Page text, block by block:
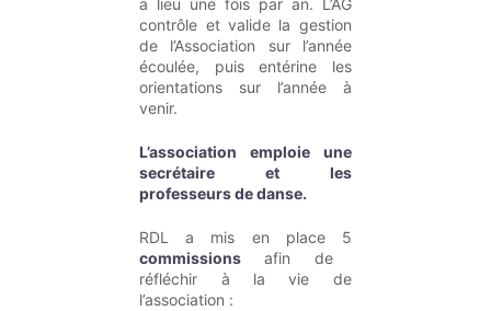
a lieu une fois par an. L’AG
contrôle et valide la gestion
de l’Association sur l’année
écoulée, puis entérine les
orientations sur l’année à
venir.
L’association emploie une
secrétaire et les
professeurs de danse.
RDL a mis en place 5
commissions afin de
réfléchir à la vie de
l’association :